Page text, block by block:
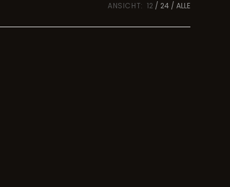
ANSICHT: 12 24 ALLE